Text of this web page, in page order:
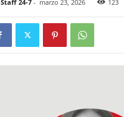
Staff 24-7- marzo 23, 2026 123